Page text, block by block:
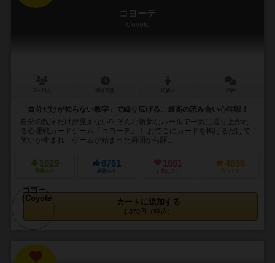
コヨーテ
Coyote
「自分だけが知らない数字」で繰り広げる、最高の読み合い心理戦！
自分の数字だけが見えない!? そんな斬新なルールで一気に盛り上がれ
る心理戦カードゲーム『コヨーテ』！ おでこにカードを掲げるだけで
笑いが生まれ、ゲームが始まった瞬間から駆...
1029
興味あり
6761
経験あり
1661
お気に入り
4898
持ってる
カートに追加する
1,870円（税込）